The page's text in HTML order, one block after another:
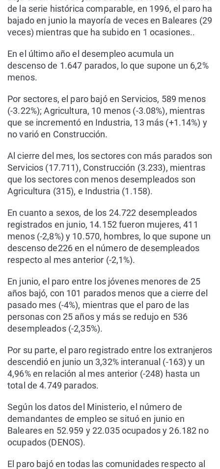
de la serie histórica comparable, en 1996, el paro ha
bajado en junio la mayoría de veces en Baleares (29
veces) mientras que ha subido en 1 ocasiones..
En el último año el desempleo acumula un
descenso de 1.647 parados, lo que supone un 6,2%
menos.
Por sectores, el paro bajó en Servicios, 589 menos
(-3.22%); Agricultura, 10 menos (-3.08%), mientras
que se incrementó en Industria, 13 más (+1.14%) y
no varió en Construcción.
Al cierre del mes, los sectores con más parados son
Servicios (17.711), Construcción (3.233), mientras
que los sectores con menos desempleados son
Agricultura (315), e Industria (1.158).
En cuanto a sexos, de los 24.722 desempleados
registrados en junio, 14.152 fueron mujeres, 411
menos (-2,8%) y 10.570, hombres, lo que supone un
descenso de226 en el número de desempleados
respecto al mes anterior (-2,1%).
En junio, el paro entre los jóvenes menores de 25
años bajó, con 101 parados menos que a cierre del
pasado mes (-4%), mientras que el paro de las
personas con 25 años y más se redujo en 536
desempleados (-2,35%).
Por su parte, el paro registrado entre los extranjeros
descendió en junio un 3,32% interanual (-163) y un
4,96% en relación al mes anterior (-248) hasta un
total de 4.749 parados.
Según los datos del Ministerio, el número de
demandantes de empleo se situó en junio en
Baleares en 52.959 y 22.035 ocupados y 26.182 no
ocupados (DENOS).
El paro bajó en todas las comunidades respecto al